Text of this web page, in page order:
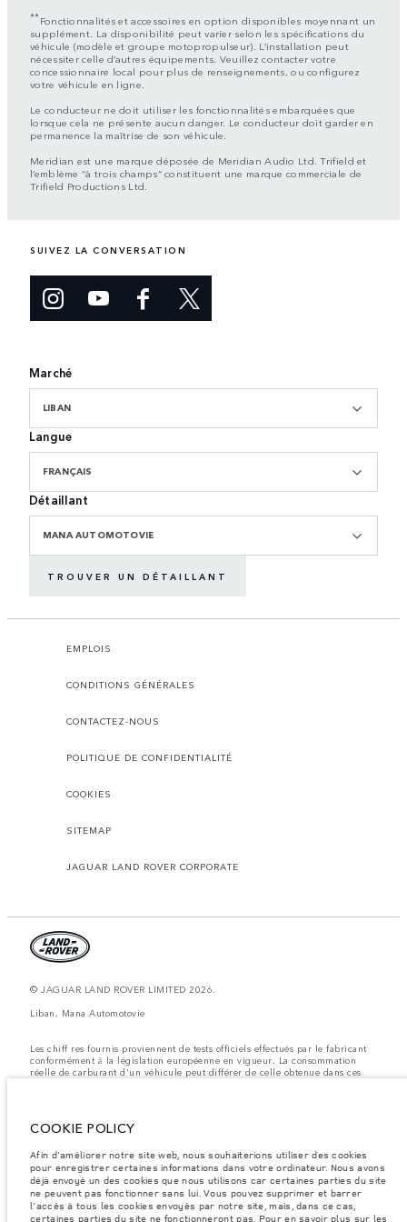
**Fonctionnalités et accessoires en option disponibles moyennant un
supplément. La disponibilité peut varier selon les spécifications du
véhicule (modèle et groupe motopropulseur). L’installation peut
nécessiter celle d’autres équipements. Veuillez contacter votre
concessionnaire local pour plus de renseignements, ou configurez
votre véhicule en ligne.
Le conducteur ne doit utiliser les fonctionnalités embarquées que
lorsque cela ne présente aucun danger. Le conducteur doit garder en
permanence la maîtrise de son véhicule.
Meridian est une marque déposée de Meridian Audio Ltd. Trifield et
l’emblème “à trois champs” constituent une marque commerciale de
Trifield Productions Ltd.
SUIVEZ LA CONVERSATION
Marché
LIBAN
Langue
FRANÇAIS
Détaillant
MANA AUTOMOTOVIE
TROUVER UN DÉTAILLANT
EMPLOIS
CONDITIONS GÉNÉRALES
CONTACTEZ-NOUS
POLITIQUE DE CONFIDENTIALITÉ
COOKIES
SITEMAP
JAGUAR LAND ROVER CORPORATE
© JAGUAR LAND ROVER LIMITED 2026.
Liban, Mana Automotovie
Les chiff res fournis proviennent de tests officiels effectués par le fabricant
conformément å la législation européenne en vigueur. La consommation
réelle de carburant d'un véhicule peut différer de celle obtenue dans ces
la disponibilité et les prix.
Les poids indiqués correspondent à des spécifications de véhicule standard.
Les accessoires et autres éléments montés après le point de fabrication
affecteront la charge utile. Assurez-vous que le poids total en charge du
véhicule, les charges maximales par essieu et la charge utile ne sont pas
dépassés lorsque vous chargez des accessoires, des occupants, des liquides
et des carburants.
COOKIE POLICY
Afin d'améliorer notre site web, nous souhaiterions utiliser des cookies
pour enregistrer certaines informations dans votre ordinateur. Nous avons
déjà envoyé un des cookies que nous utilisons car certaines parties du site
ne peuvent pas fonctionner sans lui. Vous pouvez supprimer et barrer
l'accès à tous les cookies envoyés par notre site, mais, dans ce cas,
certaines parties du site ne fonctionneront pas. Pour en savoir plus sur les